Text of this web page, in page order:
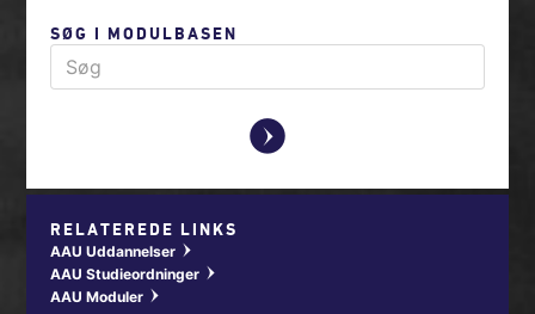
SØG I MODULBASEN
y
RELATEREDE LINKS
AAU Uddannelser w
AAU Studieordninger w
AAU Moduler w